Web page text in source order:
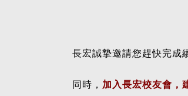
長宏誠摯邀請您趕快完成
同時， 加入長宏校友會，